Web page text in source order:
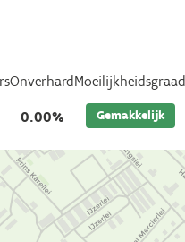
Onverhard
0.00%
Moeilijkheidsgraad
Gemakkelijk